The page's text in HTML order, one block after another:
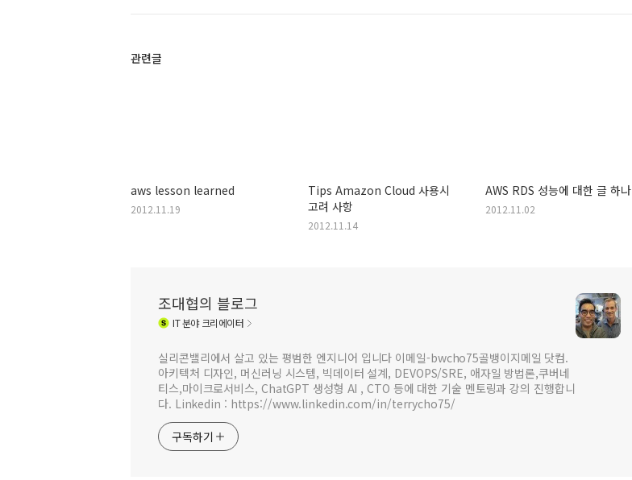
관련글
aws lesson learned
2012.11.19
Tips Amazon Cloud 사용시
고려 사항
2012.11.14
AWS RDS 성능에 대한 글 하나
2012.11.02
조대협의 블로그
IT분야 크리에이터
실리콘밸리에서 살고 있는 평범한 엔지니어 입니다 이메일-bwcho75골뱅이지메일 닷컴.
아키텍처 디자인, 머신러닝 시스템, 빅데이터 설계, DEVOPS/SRE, 애자일 방법론,쿠버네
티스,마이크로서비스, ChatGPT 생성형 AI , CTO 등에 대한 기술 멘토링과 강의 진행합니
다. Linkedin : https://www.linkedin.com/in/terrycho75/
구독하기